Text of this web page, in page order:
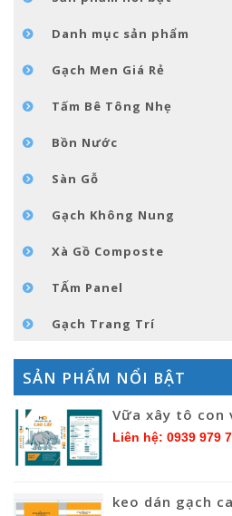
LIÊN HỆDanh mục sản phẩm
Gạch Men Giá Rẻ
Tấm Bê Tông Nhẹ
Bồn Nước
Sàn Gỗ
Gạch Không Nung
Xà Gồ Composte
TẤm Panel
Gạch Trang Trí
SẢN PHẨM NỔI BẬT
Vữa xây tô con
Liên hệ: 0939 979
keo dán gạch